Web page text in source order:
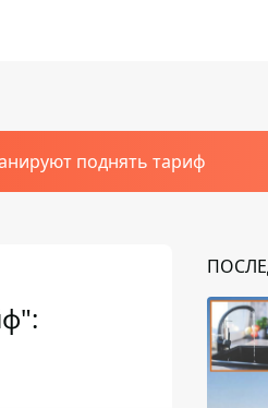
поднять тариф